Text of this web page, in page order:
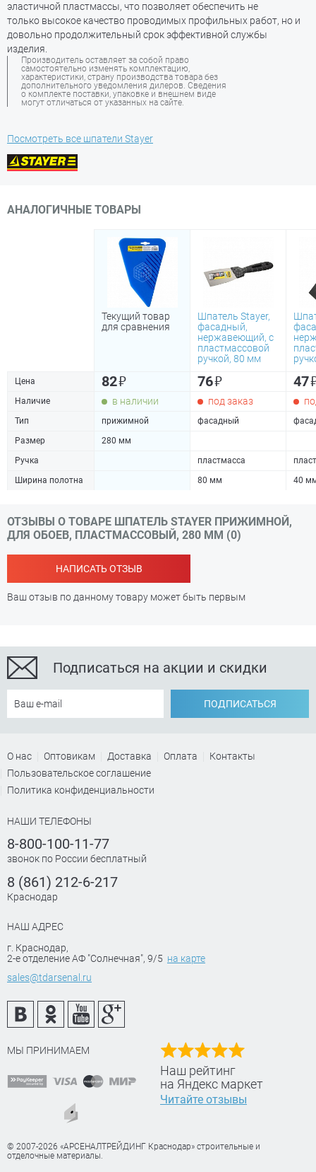
эластичной пластмассы, что позволяет обеспечить не
только высокое качество проводимых профильных работ, но и
довольно продолжительный срок эффективной службы
изделия.
Производитель оставляет за собой право
самостоятельно изменять комплектацию,
характеристики, страну производства товара без
дополнительного уведомления дилеров. Сведения
о комплекте поставки, упаковке и внешнем виде
могут отличаться от указанных на сайте.
Посмотреть все шпатели Stayer
АНАЛОГИЧНЫЕ ТОВАРЫ
Текущий товар
для сравнения
Шпатель Stayer,
фасадный,
нержавеющий, с
пластмассовой
ручкой, 80 мм
Цена 82₽ 76₽ 47
Наличие в наличии под заказ
Тип прижимной фасадный
Размер
280 мм
Ручка
пластмасса
Ширина полотна
80 мм 40
ОТЗЫВЫ О ТОВАРЕ ШПАТЕЛЬ STAYER ПРИЖИМНОЙ,
ДЛЯ ОБОЕВ, ПЛАСТМАССОВЫЙ, 280 ММ (0)
НАПИСАТЬ ОТЗЫВ
Ваш отзыв по данному товару может быть первым
Подписаться на акции и скидки
ПОДПИСАТЬСЯ
О нас Оптовикам Доставка Оплата
Контакты
Пользовательское соглашение
Политика конфиденциальности
НАШИ ТЕЛЕФОНЫ
8-800-100-11-77
звонок по России бесплатный
8 (861) 212-6-217
Краснодар
НАШ АДРЕС
г. Краснодар,
2-е отделение АФ "Солнечная", 9/5 на карте
sales@tdarsenal.ru
МЫ ПРИНИМАЕМ
Наш рейтинг
на Яндекс маркет
Читайте отзывы
© 2007-2026 «АРСЕНАЛТРЕЙДИНГ Краснодар» строительные и
отделочные материалы.